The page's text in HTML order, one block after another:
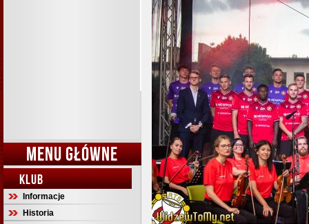
MENU GŁÓWNE
KLUB
Informacje
Historia